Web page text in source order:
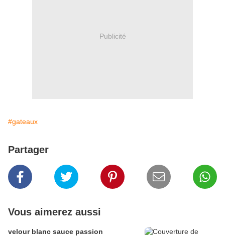
Publicité
#gateaux
Partager
Vous aimerez aussi
velour blanc sauce passion